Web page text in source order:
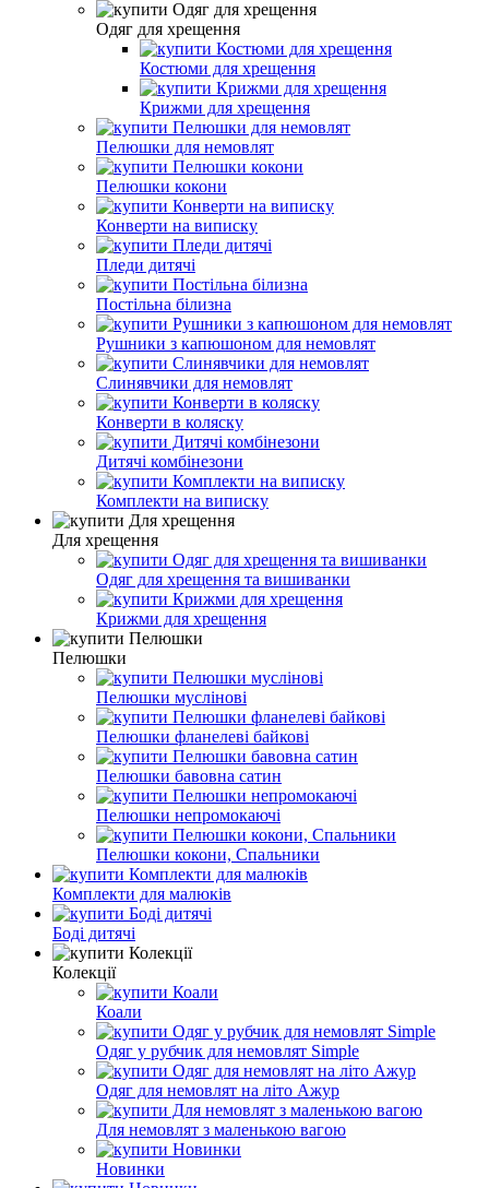
Одяг для хрещення
Костюми для хрещення
Крижми для хрещення
Пелюшки для немовлят
Пелюшки кокони
Конверти на виписку
Пледи дитячі
Постільна білизна
Рушники з капюшоном для немовлят
Слинявчики для немовлят
Конверти в коляску
Дитячі комбінезони
Комплекти на виписку
Для хрещення
Одяг для хрещення та вишиванки
Крижми для хрещення
Пелюшки
Пелюшки муслінові
Пелюшки фланелеві байкові
Пелюшки бавовна сатин
Пелюшки непромокаючі
Пелюшки кокони, Спальники
Комплекти для малюків
Боді дитячі
Колекції
Коали
Одяг у рубчик для немовлят Simple
Одяг для немовлят на літо Ажур
Для немовлят з маленькою вагою
Новинки